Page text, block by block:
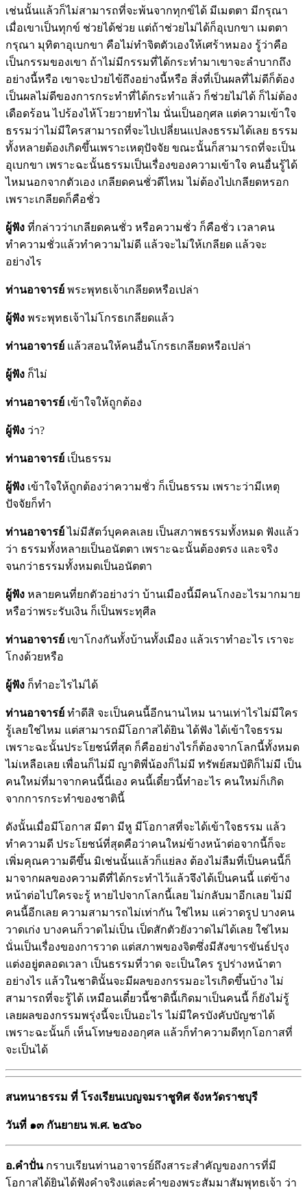
เช่นนั้นแล้วก็ไม่สามารถที่จะพ้นจากทุกข์ได้ มีเมตตา มีกรุณา
เมื่อเขาเป็นทุกข์ ช่วยได้ช่วย แต่ถ้าช่วยไม่ได้ก็อุเบกขา เมตตา
กรุณา มุทิตาอุเบกขา คือไม่ทำจิตตัวเองให้เศร้าหมอง รู้ว่าคือ
เป็นกรรมของเขา ถ้าไม่มีกรรมที่ได้กระทำมาเขาจะลำบากถึง
อย่างนี้หรือ เขาจะป่วยไข้ถึงอย่างนี้หรือ สิ่งที่เป็นผลที่ไม่ดีก็ต้อง
เป็นผลไม่ดีของการกระทำที่ได้กระทำแล้ว ก็ช่วยไม่ได้ ก็ไม่ต้อง
เดือดร้อน ไปร้องไห้โวยวายทำไม นั่นเป็นอกุศล แต่ความเข้าใจ
ธรรมว่าไม่มีใครสามารถที่จะไปเปลี่ยนแปลงธรรมได้เลย ธรรม
ทั้งหลายต้องเกิดขึ้นเพราะเหตุปัจจัย ขณะนั้นก็สามารถที่จะเป็น
อุเบกขา เพราะฉะนั้นธรรมเป็นเรื่องของความเข้าใจ คนอื่นรู้ได้
ไหมนอกจากตัวเอง เกลียดคนชั่วดีไหม ไม่ต้องไปเกลียดหรอก
เพราะเกลียดก็คือชั่ว
ผู้ฟัง ที่กล่าวว่าเกลียดคนชั่ว หรือความชั่ว ก็คือชั่ว เวลาคน
ทำความชั่วแล้วทำความไม่ดี แล้วจะไม่ให้เกลียด แล้วจะ
อย่างไร
ท่านอาจารย์ พระพุทธเจ้าเกลียดหรือเปล่า
ผู้ฟัง พระพุทธเจ้าไม่โกรธเกลียดแล้ว
ท่านอาจารย์ แล้วสอนให้คนอื่นโกรธเกลียดหรือเปล่า
ผู้ฟัง ก็ไม่
ท่านอาจารย์ เข้าใจให้ถูกต้อง
ผู้ฟัง ว่า?
ท่านอาจารย์ เป็นธรรม
ผู้ฟัง เข้าใจให้ถูกต้องว่าความชั่ว ก็เป็นธรรม เพราะว่ามีเหตุ
ปัจจัยก็ทำ
ท่านอาจารย์ไม่มีสัตว์บุคคลเลย เป็นสภาพธรรมทั้งหมด ฟังแล้ว
ว่า ธรรมทั้งหลายเป็นอนัตตา เพราะฉะนั้นต้องตรง และจริง
จนกว่าธรรมทั้งหมดเป็นอนัตตา
ผู้ฟัง หลายคนที่ยกตัวอย่างว่า บ้านเมืองนี้มีคนโกงอะไรมากมาย
หรือว่าพระรับเงิน ก็เป็นพระทุศีล
ท่านอาจารย์ เขาโกงกันทั้งบ้านทั้งเมือง แล้วเราทำอะไร เราจะ
โกงด้วยหรือ
ผู้ฟัง ก็ทำอะไรไม่ได้
ท่านอาจารย์ ทำดีสิ จะเป็นคนนี้อีกนานไหม นานเท่าไรไม่มีใคร
รู้เลยใช่ไหม แต่สามารถมีโอกาสได้ยิน ได้ฟัง ได้เข้าใจธรรม
เพราะฉะนั้นประโยชน์ที่สุด ก็คืออย่างไรก็ต้องจากโลกนี้ทั้งหมด
ไม่เหลือเลย เพื่อนก็ไม่มี ญาติพี่น้องก็ไม่มี ทรัพย์สมบัติก็ไม่มี เป็น
คนใหม่ที่มาจากคนนี้นี่เอง คนนี้เดี๋ยวนี้ทำอะไร คนใหม่ก็เกิด
จากการกระทำของชาตินี้
ดังนั้นเมื่อมีโอกาส มีตา มีหู มีโอกาสที่จะได้เข้าใจธรรม แล้ว
ทำความดี ประโยชน์ที่สุดคือว่าคนใหม่ข้างหน้าต่อจากนี้ก็จะ
เพิ่มคุณความดีขึ้น มิเช่นนั้นแล้วก็แย่ลง ต้องไม่ลืมที่เป็นคนนี้ก็
มาจากผลของความดีที่ได้กระทำไว้แล้วจึงได้เป็นคนนี้ แต่ข้าง
หน้าต่อไปใครจะรู้ หายไปจากโลกนี้เลย ไม่กลับมาอีกเลย ไม่มี
คนนี้อีกเลย ความสามารถไม่เท่ากัน ใช่ไหม แค่วาดรูป บางคน
วาดเก่ง บางคนก็วาดไม่เป็น เป็ดสักตัวยังวาดไม่ได้เลย ใช่ไหม
นั่นเป็นเรื่องของการวาด แต่สภาพของจิตซึ่งมีสังขารขันธ์ปรุง
แต่งอยู่ตลอดเวลา เป็นธรรมที่วาด จะเป็นใคร รูปร่างหน้าตา
อย่างไร แล้วในชาตินั้นจะมีผลของกรรมอะไรเกิดขึ้นบ้าง ไม่
สามารถที่จะรู้ได้ เหมือนเดี๋ยวนี้ชาตินี้เกิดมาเป็นคนนี้ ก็ยังไม่รู้
เลยผลของกรรมพรุ่งนี้จะเป็นอะไร ไม่มีใครบังคับบัญชาได้
เพราะฉะนั้นก็ เห็นโทษของอกุศล แล้วก็ทำความดีทุกโอกาสที่
จะเป็นได้
สนทนาธรรม ที่ โรงเรียนเบญจมราชูทิศ จังหวัดราชบุรี
วันที่ ๑๓ กันยายน พ.ศ. ๒๕๖๐
อ.คำปั่นกราบเรียนท่านอาจารย์ถึงสาระสำคัญของการที่มี
โอกาสได้ยินได้ฟังคำจริงแต่ละคำของพระสัมมาสัมพุทธเจ้า ว่า